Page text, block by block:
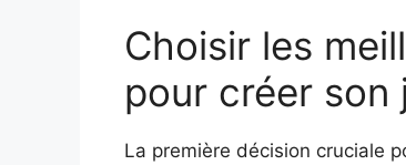
Choisir les
pour créer son
La première décision cruciale